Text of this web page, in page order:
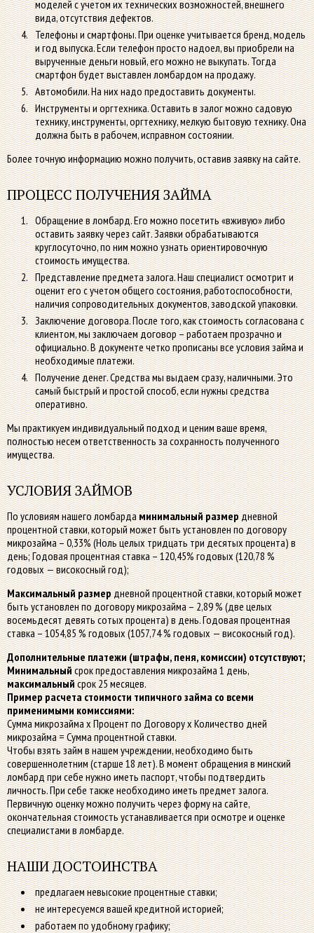
моделей с учетом их технических возможностей, внешнего
вида, отсутствия дефектов.
Телефоны и смартфоны. При оценке учитывается бренд, модель
и год выпуска. Если телефон просто надоел, вы приобрели на
вырученные деньги новый, его можно не выкупать. Тогда
смартфон будет выставлен ломбардом на продажу.
Автомобили. На них надо предоставить документы.
Инструменты и оргтехника. Оставить в залог можно садовую
технику, инструменты, оргтехнику, мелкую бытовую технику. Она
должна быть в рабочем, исправном состоянии.
Более точную информацию можно получить, оставив заявку на сайте.
ПРОЦЕСС ПОЛУЧЕНИЯ ЗАЙМА
Обращение в ломбард. Его можно посетить «вживую» либо
оставить заявку через сайт. Заявки обрабатываются
круглосуточно, по ним можно узнать ориентировочную
стоимость имущества.
Представление предмета залога. Наш специалист осмотрит и
оценит его с учетом общего состояния, работоспособности,
наличия сопроводительных документов, заводской упаковки.
Заключение договора. После того, как стоимость согласована с
клиентом, мы заключаем договор – работаем прозрачно и
официально. В документе четко прописаны все условия займа и
необходимые платежи.
Получение денег. Средства мы выдаем сразу, наличными. Это
самый быстрый и простой способ, если нужны средства
оперативно.
Мы практикуем индивидуальный подход и ценим ваше время,
полностью несем ответственность за сохранность полученного
имущества.
УСЛОВИЯ ЗАЙМОВ
По условиям нашего ломбардаминимальный размердневной
процентной ставки, который может быть установлен по договору
микрозайма – 0,33% (Ноль целых тридцать три десятых процента) в
день; Годовая процентная ставка – 120,45% годовых (120,78 %
годовых — високосный год);
Максимальный размердневной процентной ставки, который может
быть установлен по договору микрозайма – 2,89 % (две целых
восемьдесят девять сотых процента) в день. Годовая процентная
ставка – 1054,85 % годовых (1057,74 % годовых — високосный год).
Дополнительные платежи (штрафы, пеня, комиссии) отсутствуют;
Минимальныйсрок предоставления микрозайма 1 день,
максимальныйсрок 25 месяцев.
Пример расчета стоимости типичного займа со всеми
применимыми комиссиями:
Сумма микрозайма х Процент по Договору х Количество дней
микрозайма = Сумма процентной ставки.
Чтобы взять займ в нашем учреждении, необходимо быть
совершеннолетним (старше 18 лет). В момент обращения в минский
ломбард при себе нужно иметь паспорт, чтобы подтвердить
личность. При себе также необходимо иметь предмет залога.
Первичную оценку можно получить через форму на сайте,
окончательная стоимость устанавливается при осмотре и оценке
специалистами в ломбарде.
НАШИ ДОСТОИНСТВА
предлагаем невысокие процентные ставки;
не интересуемся вашей кредитной историей;
работаем по удобному графику;